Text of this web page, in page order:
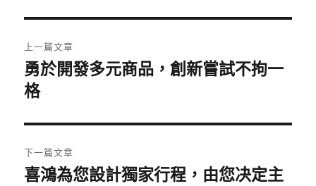
章
導
覽
上一篇文章
上
一
文
章:
勇於開發多元商品，創新嘗試不拘一
格
下一篇文章
下
喜鴻為您設計獨家行程，由您决定主